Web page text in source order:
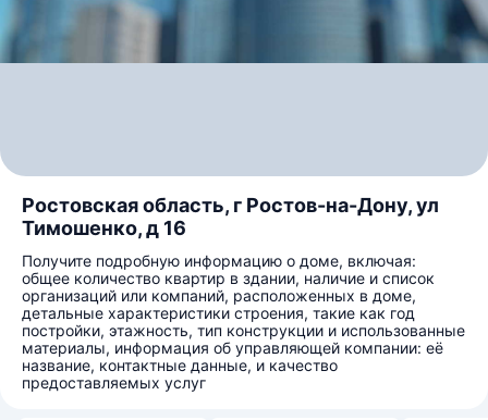
Ростовская область, г Ростов-на-Дону, ул
Тимошенко, д 16
Получите подробную информацию о доме, включая:
общее количество квартир в здании, наличие и список
организаций или компаний, расположенных в доме,
детальные характеристики строения, такие как год
постройки, этажность, тип конструкции и использованные
материалы, информация об управляющей компании: её
название, контактные данные, и качество
предоставляемых услуг